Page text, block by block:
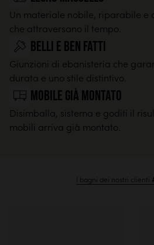
Un materiale nobile, riparabile e
che attraversano il tempo.
Belli e ben fatti
Giunzioni di ebanisteria che
durata e uno stile distintivo.
Mobile già montato
Disimballa, sistema e goditi il
mobili arriva già montato.
I bagni dei nostri clienti